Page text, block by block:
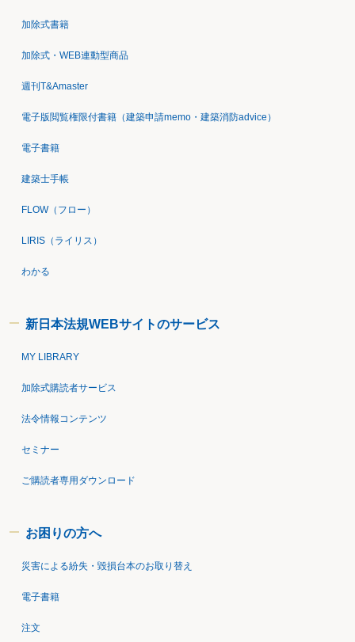
加除式書籍
加除式・WEB連動型商品
週刊T&Amaster
電子版閲覧権限付書籍（建築申請memo・建築消防advice）
電子書籍
建築士手帳
FLOW（フロー）
LIRIS（ライリス）
わかる
新日本法規WEBサイトのサービス
MY LIBRARY
加除式購読者サービス
法令情報コンテンツ
セミナー
ご購読者専用ダウンロード
お困りの方へ
災害による紛失・毀損台本のお取り替え
電子書籍
注文